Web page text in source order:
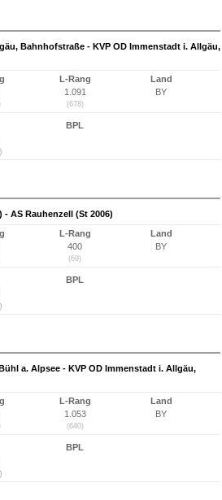
Bahnhofstraße - KVP OD Immenstadt i. Allgäu,
L-Rang
1.091
(678)
Land
BY
BPL
AS Rauhenzell (St 2006)
L-Rang
400
(69)
Land
BY
BPL
a. Alpsee - KVP OD Immenstadt i. Allgäu,
L-Rang
1.053
(640)
Land
BY
BPL